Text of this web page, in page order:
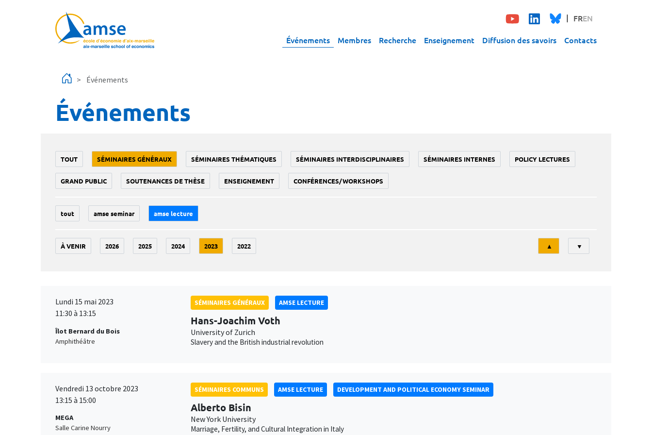
FREN
Événements Membres Recherche Enseignement Diffusion des savoirs Contacts
Événements
Événements
TOUT SÉMINAIRES GÉNÉRAUX SÉMINAIRES THÉMATIQUES SÉMINAIRES INTERDISCIPLINAIRES SÉMINAIRES INTERNES POLICY LECTURES
GRAND PUBLIC SOUTENANCES DE THÈSE ENSEIGNEMENT CONFÉRENCES/WORKSHOPS
tout amse seminar amse lecture
À VENIR 2026 2025 2024 2023 2022
Tri
▲ ▼
Lundi 15 mai 2023
11:30 à 13:15
Îlot Bernard du Bois
Amphithéâtre
SÉMINAIRES GÉNÉRAUX AMSE LECTURE
Hans-Joachim Voth
University of Zurich
Slavery and the British industrial revolution
Vendredi 13 octobre 2023
13:15 à 15:00
MEGA
Salle Carine Nourry
SÉMINAIRES COMMUNS AMSE LECTURE DEVELOPMENT AND POLITICAL ECONOMY SEMINAR
Alberto Bisin
New York University
Marriage, Fertility, and Cultural Integration in Italy